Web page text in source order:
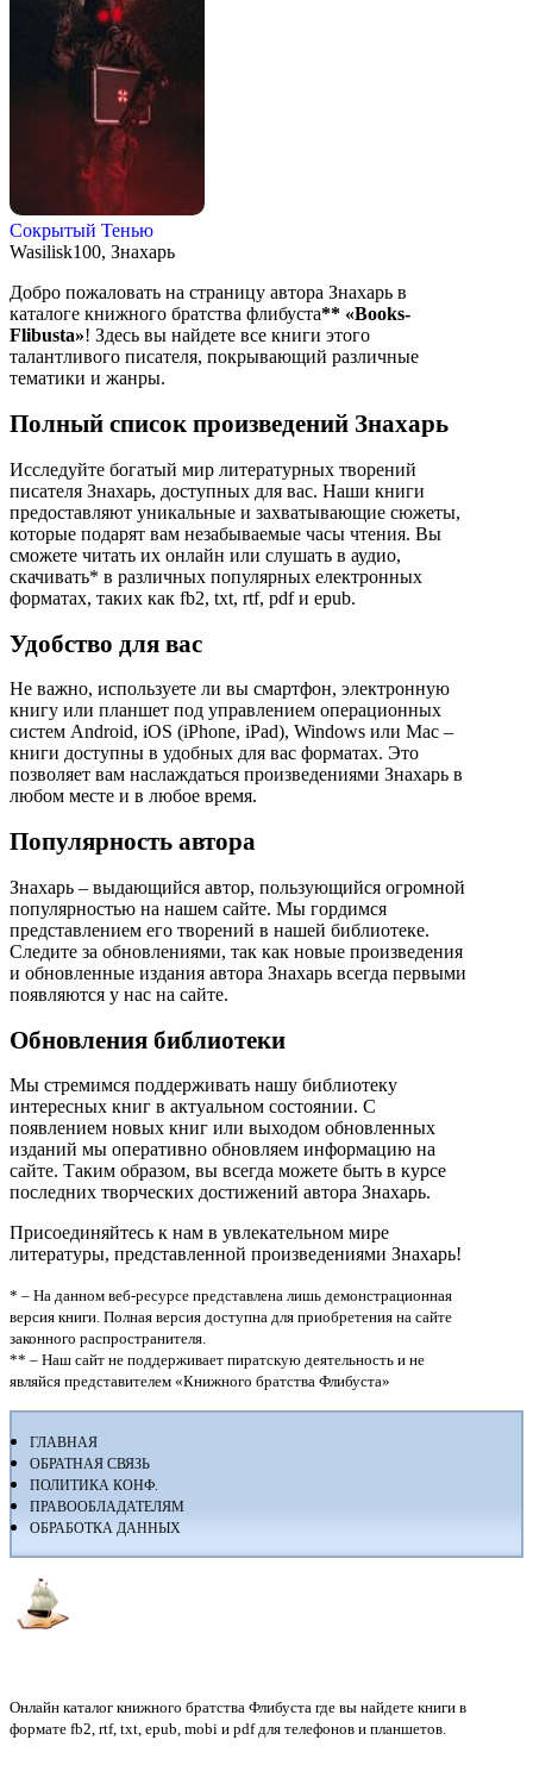
Сокрытый Тенью
Wasilisk100, Знахарь
Добро пожаловать на страницу автора Знахарь в
каталоге книжного братства флибуста** «Books-
Flibusta»! Здесь вы найдете все книги этого
талантливого писателя, покрывающий различные
тематики и жанры.
Полный список произведений Знахарь
Исследуйте богатый мир литературных творений
писателя Знахарь, доступных для вас. Наши книги
предоставляют уникальные и захватывающие сюжеты,
которые подарят вам незабываемые часы чтения. Вы
сможете читать их онлайн или слушать в аудио,
скачивать* в различных популярных електронных
форматах, таких как fb2, txt, rtf, pdf и epub.
Удобство для вас
Не важно, используете ли вы смартфон, электронную
книгу или планшет под управлением операционных
систем Android, iOS (iPhone, iPad), Windows или Mac –
книги доступны в удобных для вас форматах. Это
позволяет вам наслаждаться произведениями Знахарь в
любом месте и в любое время.
Популярность автора
Знахарь – выдающийся автор, пользующийся огромной
популярностью на нашем сайте. Мы гордимся
представлением его творений в нашей библиотеке.
Следите за обновлениями, так как новые произведения
и обновленные издания автора Знахарь всегда первыми
появляются у нас на сайте.
Обновления библиотеки
Мы стремимся поддерживать нашу библиотеку
интересных книг в актуальном состоянии. С
появлением новых книг или выходом обновленных
изданий мы оперативно обновляем информацию на
сайте. Таким образом, вы всегда можете быть в курсе
последних творческих достижений автора Знахарь.
Присоединяйтесь к нам в увлекательном мире
литературы, представленной произведениями Знахарь!
* – На данном веб-ресурсе представлена лишь демонстрационная
версия книги. Полная версия доступна для приобретения на сайте
законного распространителя.
** – Наш сайт не поддерживает пиратскую деятельность и не
являйся представителем «Книжного братства Флибуста»
ГЛАВНАЯ
ОБРАТНАЯ СВЯЗЬ
ПОЛИТИКА КОНФ.
ПРАВООБЛАДАТЕЛЯМ
ОБРАБОТКА ДАННЫХ
Онлайн каталог книжного братства Флибуста где вы найдете книги в
формате fb2, rtf, txt, epub, mobi и pdf для телефонов и планшетов.